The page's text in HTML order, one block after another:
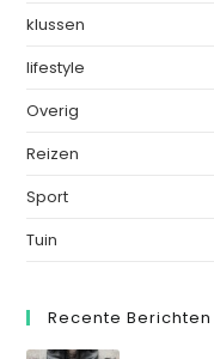
klussen
lifestyle
Overig
Reizen
Sport
Tuin
Recente Berichten